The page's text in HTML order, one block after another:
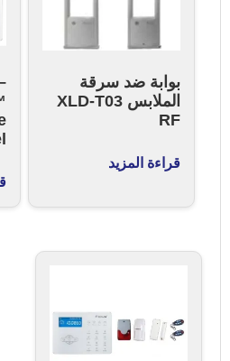
بوابة ضد سرقة
الملابس XLD-T03
RF
قراءة المزيد